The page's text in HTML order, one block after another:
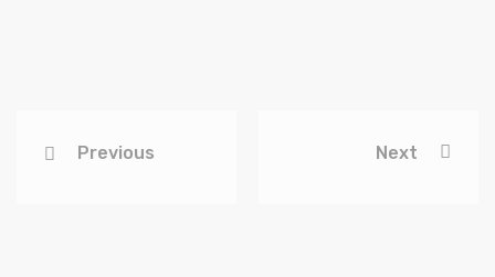
Previous Next